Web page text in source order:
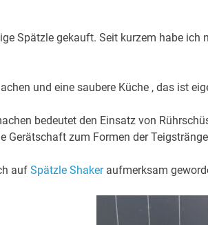
Spätzle gekauft. Seit kurzem habe
und eine saubere Küche , das ist
bedeutet den Einsatz von
Gerätschaft zum Formen der
auf Spätzle Shakeraufmerksam